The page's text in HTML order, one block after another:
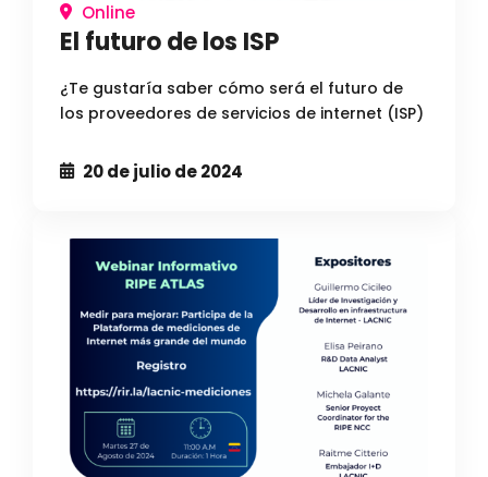
Online
El futuro de los ISP
¿Te gustaría saber cómo será el futuro de
los proveedores de servicios de internet (ISP)
20 de julio de 2024